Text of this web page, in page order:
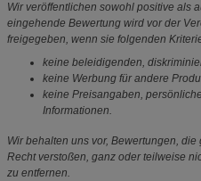
Wir veröffentlichen sowohl positive als
eingehende Bewertung wird vor der
freigegeben, wenn sie folgenden
keine beleidigenden,
keine Werbung für andere
keine Preisangaben,
Informationen.
Wir behalten uns vor, Bewertungen,
Recht verstoßen, ganz oder teilweise
zu entfernen.